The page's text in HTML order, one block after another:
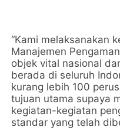
“Kami melaksanakan
Manajemen
objek vital nasional
berada di seluruh
kurang lebih 100
tujuan utama supaya
kegiatan-kegiatan
standar yang telah